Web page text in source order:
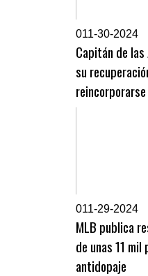
011-30-2024
Capitán de
su
011-29-2024
MLB publica
de unas 11 mil
antidopaje